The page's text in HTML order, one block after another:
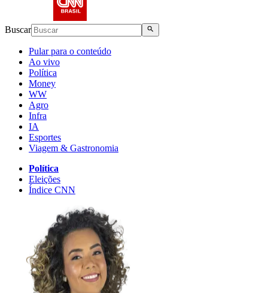
Buscar
Pular para o conteúdo
Ao vivo
Política
Money
WW
Agro
Infra
IA
Esportes
Viagem & Gastronomia
Política
Eleições
Índice CNN